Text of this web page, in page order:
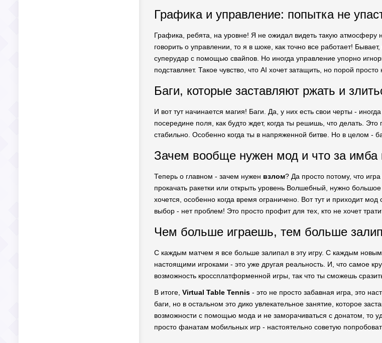
Графика и управление: попытка не
Графика, ребята, на уровне! Я не ожидал видеть такую атмосферу
говорить о управлении, то я в шоке, как точно все работает!
суперудар с помощью свайпов. Но иногда управление упорно
подставляет. Такое чувство, что AI хочет затащить, но порой
Баги, которые заставляют ржать и
И вот тут начинается магия! Баги. Да, у них есть свои черты -
посередине поля, как будто ждет, когда ты решишь, что делать.
стабильно. Особенно когда ты в напряженной битве. Но в целом -
Зачем вообще нужен мод и что за имба
Теперь о главном - зачем нужен взлом? Да просто потому, что
прокачать ракетки или открыть уровень Волшебный, нужно
хочется, особенно когда время ограничено. Вот тут и приходит
выбор - нет проблем! Это просто профит для тех, кто не хочет
Чем больше играешь, тем больше
С каждым матчем я все больше залипал в эту игру. С каждым
настоящими игроками - это уже другая реальность. И, что самое
возможность кроссплатформенной игры, так что ты сможешь
В итоге, Virtual Table Tennis - это не просто забавная игра, это
баги, но в остальном это дико увлекательное занятие, которое
возможности с помощью мода и не заморачиваться с донатом, то
просто фанатам мобильных игр - настоятельно советую